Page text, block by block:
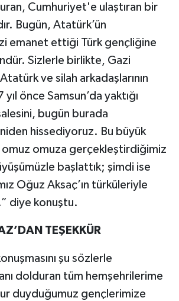
Cumhuriyet'e ulaştıran bir
Bugün, Atatürk’ün
emanet ettiği Türk gençliğine
Sizlerle birlikte, Gazi
ve silah arkadaşlarının
önce Samsun’da yaktığı
bugün burada
hissediyoruz. Bu büyük
omuz omuza gerçekleştirdiğimiz
başlattık; şimdi ise
Oğuz Aksaç’ın türküleriyle
diye konuştu.
TEŞEKKÜR
şu sözlerle
dolduran tüm hemşehrilerime
duyduğumuz gençlerimize